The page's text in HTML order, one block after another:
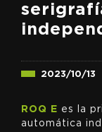
2023/10/13
ROQ E es la
automática